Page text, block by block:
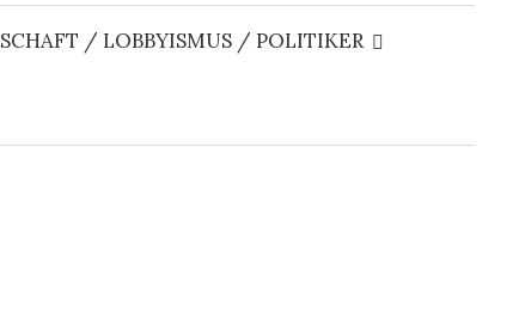
/ LOBBYISMUS / POLITIKER
Suche